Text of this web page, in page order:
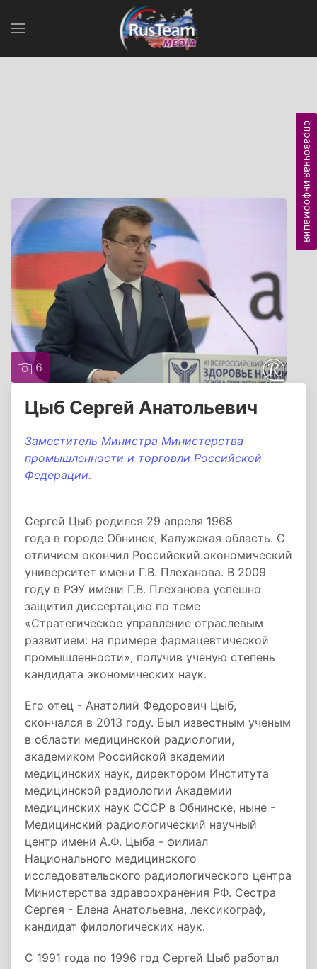
6
Цыб Сергей Анатольевич
Заместитель Министра Министерства
промышленности и торговли Российской
Федерации.
Сергей Цыб родился 29 апреля 1968
года в городе Обнинск, Калужская область. С
отличием окончил Российский экономический
университет имени Г.В. Плеханова. В 2009
году в РЭУ имени Г.В. Плеханова успешно
защитил диссертацию по теме
«Стратегическое управление отраслевым
развитием: на примере фармацевтической
промышленности», получив ученую степень
кандидата экономических наук.
Его отец - Анатолий Федорович Цыб,
скончался в 2013 году. Был известным ученым
в области медицинской радиологии,
академиком Российской академии
медицинских наук, директором Института
медицинской радиологии Академии
медицинских наук СССР в Обнинске, ныне -
Медицинский радиологический научный
центр имени А.Ф. Цыба - филиал
Национального медицинского
исследовательского радиологического центра
Министерства здравоохранения РФ. Сестра
Сергея - Елена Анатольевна, лексикограф,
кандидат филологических наук.
С 1991 года по 1996 год Сергей Цыб работал
справочная информация